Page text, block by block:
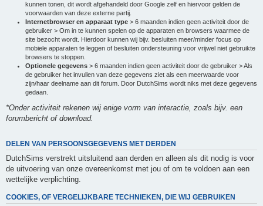
kunnen tonen, dit wordt afgehandeld door Google zelf en hiervoor gelden de
voorwaarden van deze externe partij.
Internetbrowser en apparaat type > 6 maanden indien geen activiteit door de
gebruiker > Om in te kunnen spelen op de apparaten en browsers waarmee de
site bezocht wordt. Hierdoor kunnen wij bijv. besluiten meer/minder focus op
mobiele apparaten te leggen of besluiten ondersteuning voor vrijwel niet gebruikte
browsers te stoppen.
Optionele gegevens > 6 maanden indien geen activiteit door de gebruiker > Als
de gebruiker het invullen van deze gegevens ziet als een meerwaarde voor
zijn/haar deelname aan dit forum. Door DutchSims wordt niks met deze gegevens
gedaan.
*Onder activiteit rekenen wij enige vorm van interactie, zoals bijv. een
forumbericht of download.
DELEN VAN PERSOONSGEGEVENS MET DERDEN
DutchSims verstrekt uitsluitend aan derden en alleen als dit nodig is voor
de uitvoering van onze overeenkomst met jou of om te voldoen aan een
wettelijke verplichting.
COOKIES, OF VERGELIJKBARE TECHNIEKEN, DIE WIJ GEBRUIKEN